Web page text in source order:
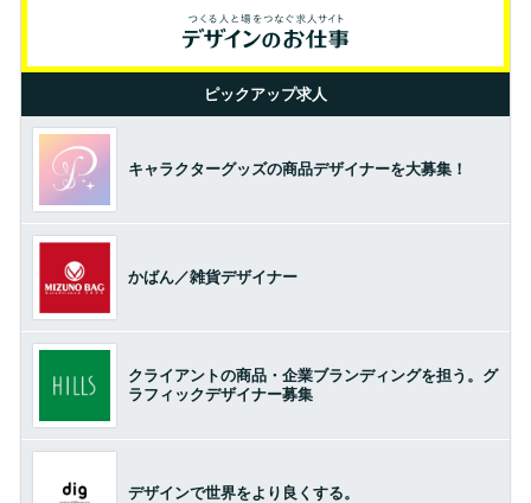
ピックアップ求人
キャラクターグッズの商品デザイナーを大募集！
かばん／雑貨デザイナー
クライアントの商品・企業ブランディングを担う。グ
ラフィックデザイナー募集
デザインで世界をより良くする。